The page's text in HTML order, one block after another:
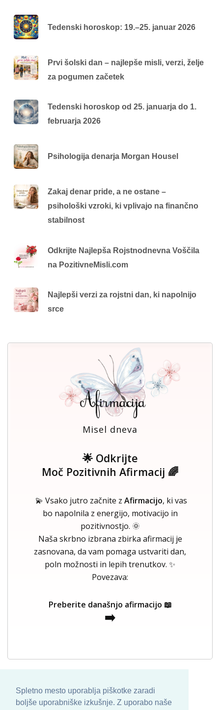
Spletno mesto uporablja piškotke zaradi
boljše uporabniške izkušnje. Z uporabo naše
Tedenski horoskop: 19.–25. januar 2026
Prvi šolski dan – najlepše misli, verzi, želje
za pogumen začetek
Tedenski horoskop od 25. januarja do 1.
februarja 2026
Psihologija denarja Morgan Housel
Zakaj denar pride, a ne ostane –
psihološki vzroki, ki vplivajo na finančno
stabilnost
Odkrijte Najlepša Rojstnodnevna Voščila
na PozitivneMisli.com
Najlepši verzi za rojstni dan, ki napolnijo
srce
Misel dneva
🌟 Odkrijte
Moč Pozitivnih Afirmacij 🌈
💫 Vsako jutro začnite z Afirmacijo, ki vas
bo napolnila z energijo, motivacijo in
pozitivnostjo. 🌞
Naša skrbno izbrana zbirka afirmacij je
zasnovana, da vam pomaga ustvariti dan,
poln možnosti in lepih trenutkov. ✨
Povezava:
Preberite današnjo afirmacijo 📖
➡️